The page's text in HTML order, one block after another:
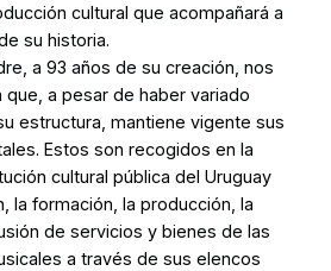
cultural que acompañará a
su historia.
a 93 años de su creación, nos
que, a pesar de haber variado
estructura, mantiene vigente sus
Estos son recogidos en la
cultural pública del Uruguay
la formación, la producción, la
de servicios y bienes de las
a través de sus elencos